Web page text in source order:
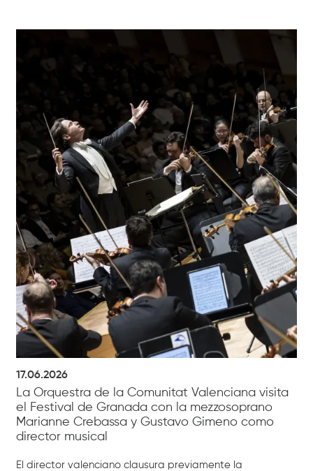
17.06.2026
La Orquestra de la Comunitat Valenciana visita
el Festival de Granada con la mezzosoprano
Marianne Crebassa y Gustavo Gimeno como
director musical
El director valenciano clausura previamente la